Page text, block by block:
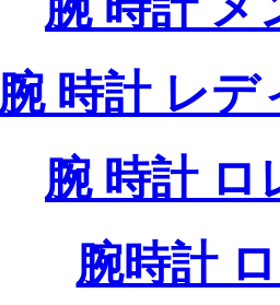
腕 時計 レデ
腕 時計 ロ
腕時計